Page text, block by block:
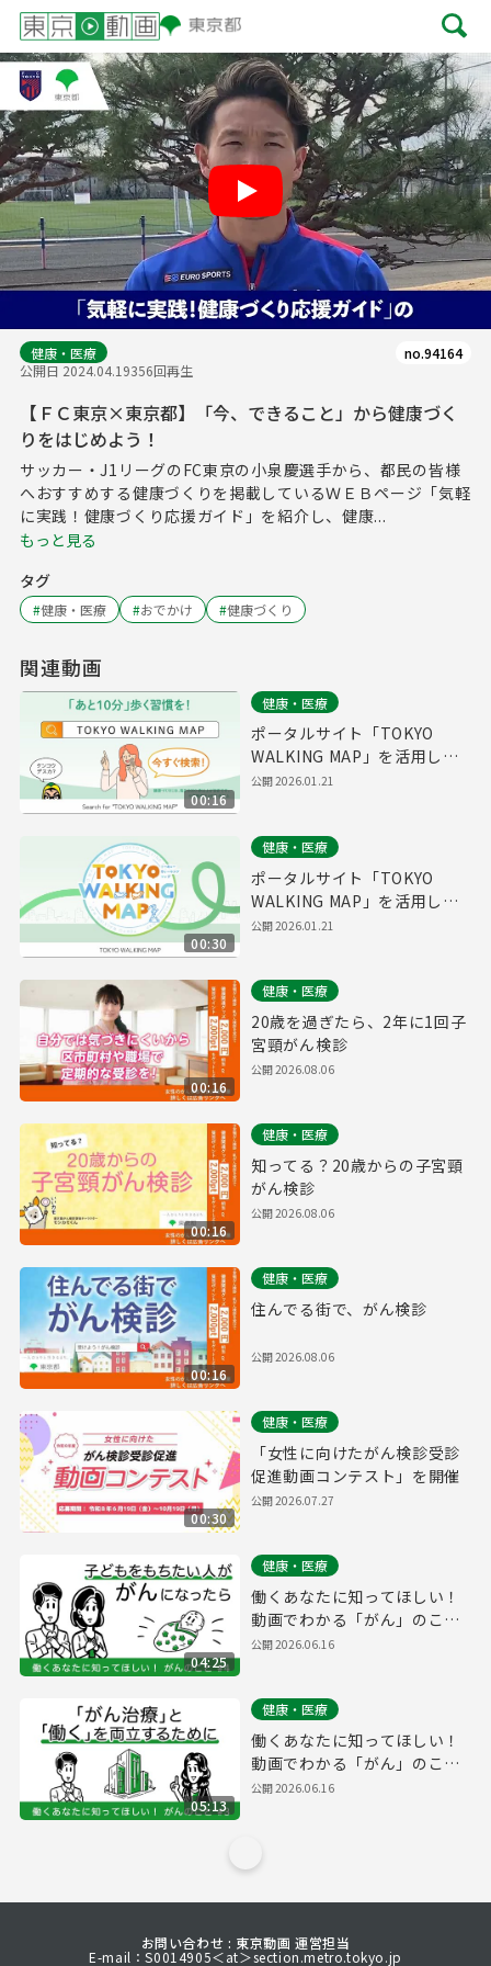
Play
健康・医療
公開日 2024.04.19356回再生
no.94164
【ＦＣ東京×東京都】「今、できること」から健康づく
りをはじめよう！
サッカー・J1リーグのFC東京の小泉慶選手から、都民の皆様
へおすすめする健康づくりを掲載しているＷＥＢページ「気軽
に実践！健康づくり応援ガイド」を紹介し、健康...
もっと見る
タグ
#健康・医療 #おでかけ #健康づくり
関連動画
00:16
健康・医療
ポータルサイト「TOKYO
WALKING MAP」を活用しよ
う（15秒・英語字幕付き）
公開2026.01.21
00:30
健康・医療
ポータルサイト「TOKYO
WALKING MAP」を活用しよ
う（30秒・英語字幕付き）
公開2026.01.21
00:16
健康・医療
20歳を過ぎたら、2年に1回子
宮頸がん検診
公開2026.08.06
00:16
健康・医療
知ってる？20歳からの子宮頸
がん検診
公開2026.08.06
00:16
健康・医療
住んでる街で、がん検診
公開2026.08.06
00:30
健康・医療
「女性に向けたがん検診受診
促進動画コンテスト」を開催
公開2026.07.27
04:25
健康・医療
働くあなたに知ってほしい！
動画でわかる「がん」のこ
と #4【「がん」と「妊娠」
公開2026.06.16
05:13
健康・医療
働くあなたに知ってほしい！
動画でわかる「がん」のこ
と #3【働きざかりで「が
公開2026.06.16
お問い合わせ : 東京動画 運営担当
E-mail：S0014905＜at＞section.metro.tokyo.jp